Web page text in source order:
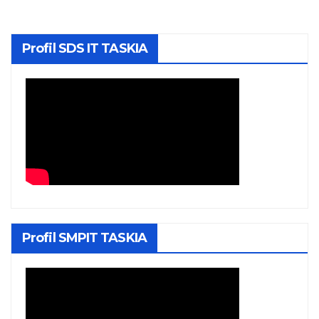
Profil SDS IT TASKIA
Profil SMPIT TASKIA